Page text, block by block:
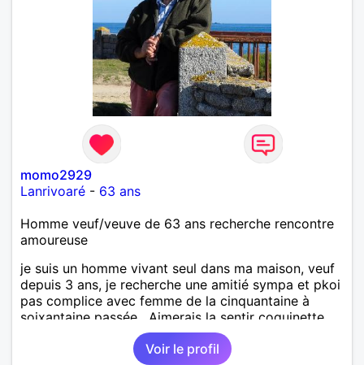
momo2929
Lanrivoaré - 63 ans
Homme veuf/veuve de 63 ans recherche rencontre
amoureuse
je suis un homme vivant seul dans ma maison, veuf
depuis 3 ans, je recherche une amitié sympa et pkoi
pas complice avec femme de la cinquantaine à
soixantaine passée . Aimerais la sentir coquinette,
pour se faire des bisous et qui sait se découvrir
Voir le profil